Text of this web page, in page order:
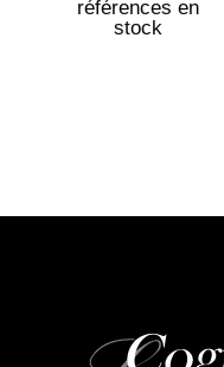
références en
stock